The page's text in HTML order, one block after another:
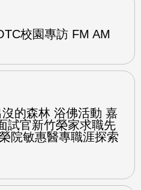
校園專訪 FM AM
的森林 浴佛活動 嘉
試官新竹榮家求職先
院敏惠醫專職涯探索